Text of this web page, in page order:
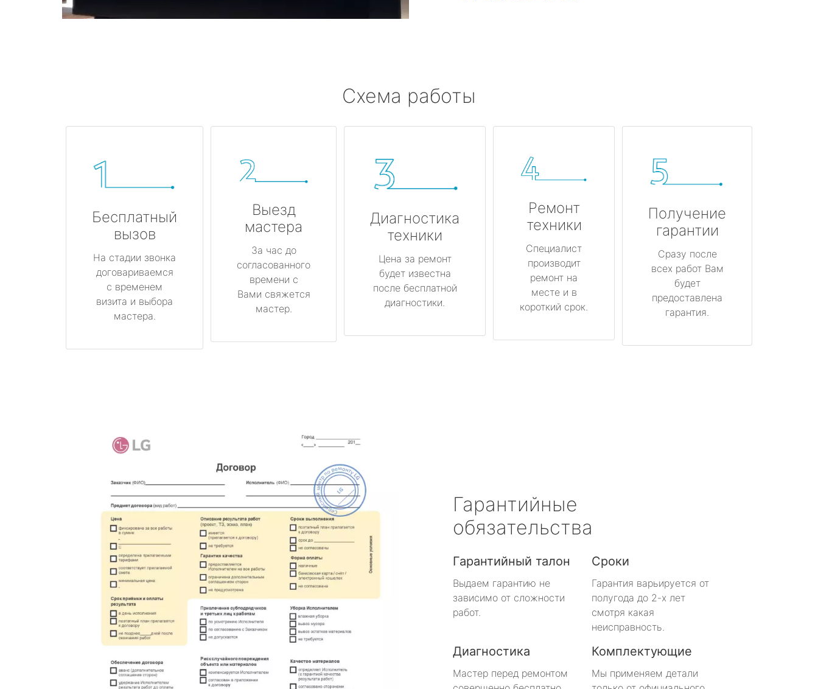
Схема работы
Бесплатный
вызов
На стадии звонка
договариваемся
с временем
визита и выбора
мастера.
Выезд
мастера
За час до
согласованного
времени с
Вами свяжется
мастер.
Диагностика
техники
Цена за ремонт
будет известна
после бесплатной
диагностики.
Ремонт
техники
Специалист
производит
ремонт на
месте и в
короткий срок.
Получение
гарантии
Сразу после
всех работ Вам
будет
предоставлена
гарантия.
Гарантийные
обязательства
Гарантийный талон
Выдаем гарантию не
зависимо от сложности
работ.
Сроки
Гарантия варьируется от
полугода до 2-х лет
смотря какая
неисправность.
Диагностика
Мастер перед ремонтом
Комплектующие
Мы применяем детали